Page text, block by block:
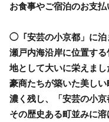
お食事やご宿泊のお支払
◯「安芸の小京都」に泊
瀬戸内海沿岸に位置す
地として大いに栄えまし
豪商たちが築いた美し
濃く残し、「安芸の小京
その歴史ある町並みに